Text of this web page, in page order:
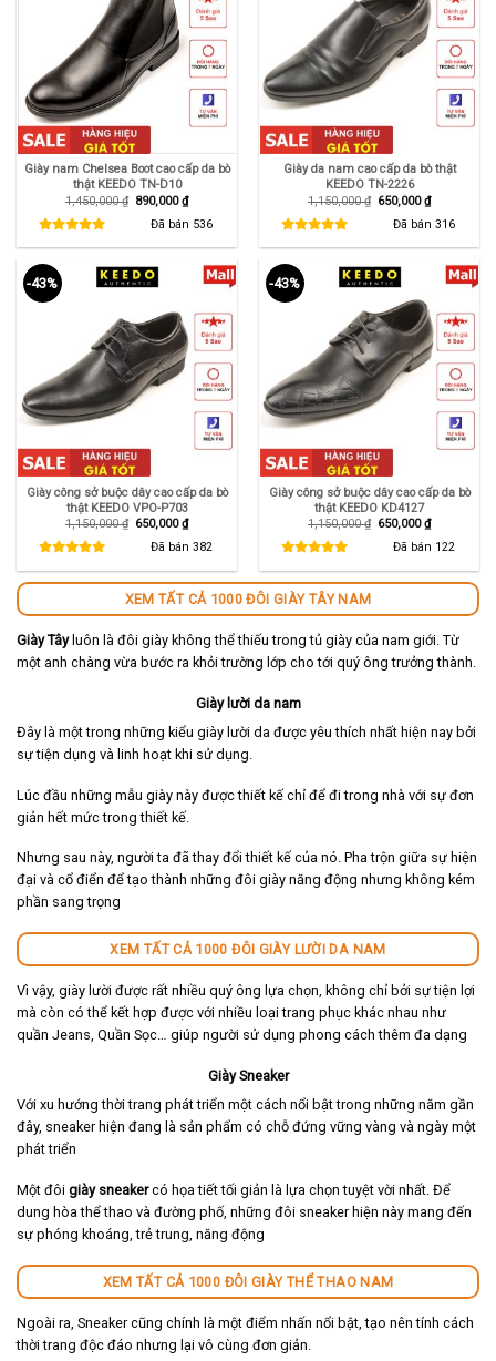
Giày nam Chelsea Boot cao cấp da bò
thật KEEDO TN-D10
1,450,000₫ Giá
1,450,000 ₫.
890,000₫Giá
hiện
tại
là:
Đã bán 536
Giày da nam cao cấp da bò thật
KEEDO TN-2226
1,150,000₫ Giá
1,150,000 ₫.
650,000₫Giá
hiện
tại
là:
Đã bán 316
-43%
Giày công sở buộc dây cao cấp da bò
thật KEEDO VPO-P703
1,150,000₫ Giá
650,000₫Giá
hiện
tại
Đã bán 382
-43%
Giày công sở buộc dây cao cấp da bò
thật KEEDO KD4127
1,150,000₫ Giá
650,000₫Giá
hiện
tại
Đã bán 122
XEM TẤT CẢ 1000 ĐÔI GIÀY TÂY NAM
Giày Tâyluôn là đôi giày không thể thiếu trong tủ giày của nam giới. Từ
một anh chàng vừa bước ra khỏi trường lớp cho tới quý ông trưởng thành.
Giày lười da nam
Đây là một trong những kiểu giày lười da được yêu thích nhất hiện nay bởi
sự tiện dụng và linh hoạt khi sử dụng.
Lúc đầu những mẫu giày này được thiết kế chỉ để đi trong nhà với sự đơn
giản hết mức trong thiết kế.
Nhưng sau này, người ta đã thay đổi thiết kế của nó. Pha trộn giữa sự hiện
đại và cổ điển để tạo thành những đôi giày năng động nhưng không kém
phần sang trọng
XEM TẤT CẢ 1000 ĐÔI GIÀY LƯỜI DA NAM
Vì vậy, giày lười được rất nhiều quý ông lựa chọn, không chỉ bởi sự tiện lợi
mà còn có thể kết hợp được với nhiều loại trang phục khác nhau như
quần Jeans, Quần Sọc… giúp người sử dụng phong cách thêm đa dạng
Giày Sneaker
Với xu hướng thời trang phát triển một cách nổi bật trong những năm gần
đây, sneaker hiện đang là sản phẩm có chỗ đứng vững vàng và ngày một
phát triển
Một đôi giày sneakercó họa tiết tối giản là lựa chọn tuyệt vời nhất. Để
dung hòa thể thao và đường phố, những đôi sneaker hiện này mang đến
sự phóng khoáng, trẻ trung, năng động
XEM TẤT CẢ 1000 ĐÔI GIÀY THỂ THAO NAM
Ngoài ra, Sneaker cũng chính là một điểm nhấn nổi bật, tạo nên tính cách
thời trang độc đáo nhưng lại vô cùng đơn giản.